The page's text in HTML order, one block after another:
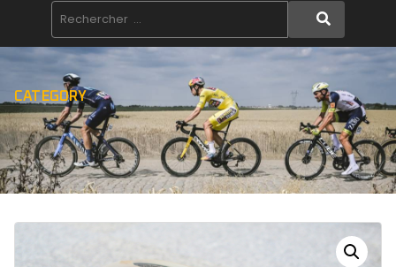
CATEGORY